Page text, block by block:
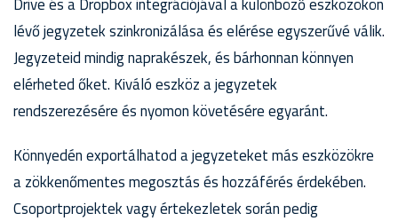
lévő jegyzetek szinkronizálása és elérése egyszerűvé válik.
Jegyzeteid mindig naprakészek, és bárhonnan könnyen
elérheted őket. Kiváló eszköz a jegyzetek
rendszerezésére és nyomon követésére egyaránt.
Könnyedén exportálhatod a jegyzeteket más eszközökre
a zökkenőmentes megosztás és hozzáférés érdekében.
Csoportprojektek vagy értekezletek során pedig